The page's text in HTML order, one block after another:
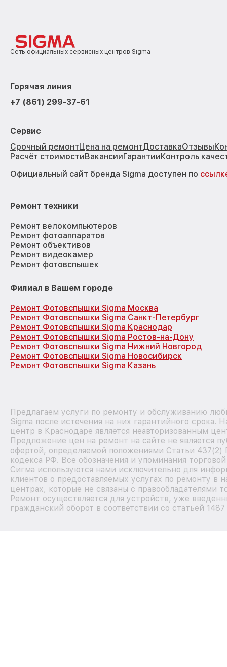
Сеть официальных сервисных центров Sigma
Горячая линия
+7 (861) 299-37-61
Сервис
Срочный ремонтЦена на ремонтДоставкаОтзывы
Расчёт стоимостиВакансииГарантииКонтроль
Официальный сайт бренда Sigma доступен по
Ремонт техники
Ремонт велокомпьютеров
Ремонт фотоаппаратов
Ремонт объективов
Ремонт видеокамер
Ремонт фотовспышек
Филиал в Вашем городе
Ремонт Фотовспышки Sigma Москва
Ремонт Фотовспышки Sigma Санкт-Петербург
Ремонт Фотовспышки Sigma Краснодар
Ремонт Фотовспышки Sigma Ростов-на-Дону
Ремонт Фотовспышки Sigma Нижний Новгород
Ремонт Фотовспышки Sigma Новосибирск
Ремонт Фотовспышки Sigma Казань
Предлагаем услуги по ремонту и обслуживанию
Sigma после истечения на них гарантийного срока.
центр в Краснодаре является неавторизованным
Предложение цен на ремонт на сайте не является
офертой, определяемой положениями Статьи 437(2)
кодекса РФ. Все обозначения и упоминания
Сигма используются нами исключительно для
клиентов о предоставляемых услугах по ремонту в
центрах, которые не связаны с правообладателями
Ремонт осуществляется для устройств, уже
гражданский оборот в соответствии со статьей